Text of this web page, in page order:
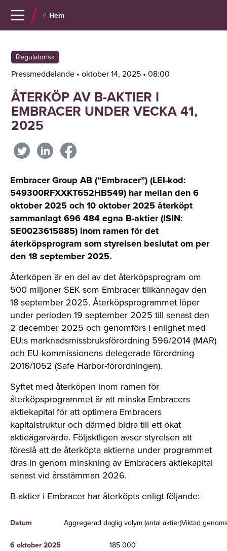
Hem
Regulatorisk
Pressmeddelande • oktober 14, 2025 • 08:00
ÅTERKÖP AV B-AKTIER I
EMBRACER UNDER VECKA 41,
2025
Embracer Group AB (“Embracer”) (LEI-kod:
549300RFXXKT652HB549) har mellan den 6
oktober 2025 och 10 oktober 2025 återköpt
sammanlagt 696 484 egna B-aktier (ISIN:
SE0023615885) inom ramen för det
återköpsprogram som styrelsen beslutat om per
den 18 september 2025.
Återköpen är en del av det återköpsprogram om
500 miljoner SEK som Embracer tillkännagav den
18 september 2025. Återköpsprogrammet löper
under perioden 19 september 2025 till senast den
2 december 2025 och genomförs i enlighet med
EU:s marknadsmissbruksförordning 596/2014 (MAR)
och EU-kommissionens delegerade förordning
2016/1052 (Safe Harbor-förordningen).
Syftet med återköpen inom ramen för
återköpsprogrammet är att minska Embracers
aktiekapital för att optimera Embracers
kapitalstruktur och därmed bidra till ett ökat
aktieägarvärde. Följaktligen avser styrelsen att
föreslå att de återköpta aktierna under programmet
dras in genom minskning av Embracers aktiekapital
senast vid årsstämman 2026.
B-aktier i Embracer har återköpts enligt följande:
Datum Aggregerad daglig volym (antal aktier)Viktad
6 oktober 2025 185 000